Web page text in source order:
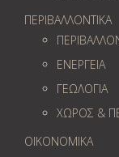
ΠΕΡΙΒΑΛΛΟΝΤΙΚΑ
ΕΝΕΡΓΕΙΑ
ΓΕΩΛOΓΙΑ
ΧΩΡΟΣ &
ΟΙΚΟΝΟΜΙΚΑ